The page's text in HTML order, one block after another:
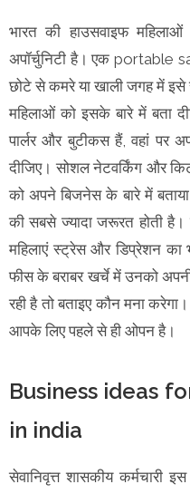
भारत की हाउसवाइफ
अपॉर्चुनिटी है। एक portable
छोटे से कमरे या खाली जगह में
महिलाओं को इसके बारे में बता
पार्लर और बुटीकस हैं, वहां पर
दीजिए। सोशल नेटवर्किंग और
को अपने बिजनेस के बारे में
की सबसे ज्यादा जरूरत होती
महिलाएं स्ट्रेस और डिप्रेशन का
फीस के बराबर खर्चे में उनको अपनी
रही है तो बताइए कौन मना
आपके लिए पहले से ही ओपन है।
Business ideas
in india
सेवानिवृत्त शासकीय कर्मचारी